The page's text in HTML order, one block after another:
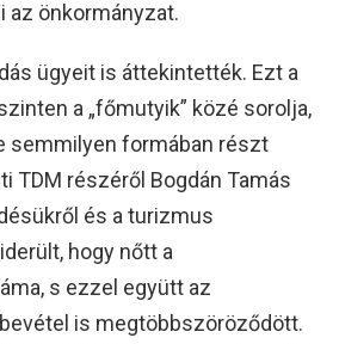
az önkormányzat.
ügyeit is áttekintették. Ezt a
a „főmutyik” közé sorolja,
semmilyen formában részt
TDM részéről Bogdán Tamás
és a turizmus
hogy nőtt a
s ezzel együtt az
is megtöbbszöröződött.